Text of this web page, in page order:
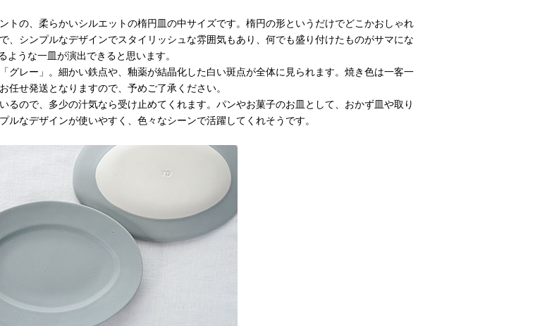
トの、柔らかいシルエットの楕円皿の中サイズです。楕円の形というだけでどこかおしゃれ
、シンプルなデザインでスタイリッシュな雰囲気もあり、何でも盛り付けたものがサマにな
ような一皿が演出できると思います。
グレー」。細かい鉄点や、釉薬が結晶化した白い斑点が全体に見られます。焼き色は一客一
任せ発送となりますので、予めご了承ください。
るので、多少の汁気なら受け止めてくれます。パンやお菓子のお皿として、おかず皿や取り
ルなデザインが使いやすく、色々なシーンで活躍してくれそうです。